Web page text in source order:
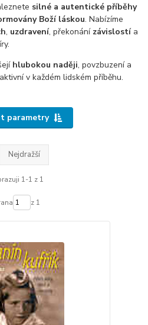
silné a autentické příběhy
Boží láskou. Nabízíme
, uzdravení, překonání závislostía
hlubokou naději, povzbuzení a
v každém lidském příběhu.
parametry
Nejdražší
1-1 z 1
z 1